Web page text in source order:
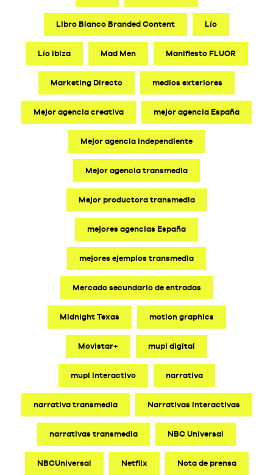
Libro Blanco Branded Content Lío
Lío Ibiza Mad Men Manifiesto FLUOR
Marketing Directo medios exteriores
Mejor agencia creativa mejor agencia España
Mejor agencia independiente
Mejor agencia transmedia
Mejor productora transmedia
mejores agencias España
mejores ejemplos transmedia
Mercado secundario de entradas
Midnight Texas motion graphics
Movistar+ mupi digital
mupi interactivo narrativa
narrativa transmedia Narrativas Interactivas
narrativas transmedia NBC Universal
NBCUniversal Netflix Nota de prensa